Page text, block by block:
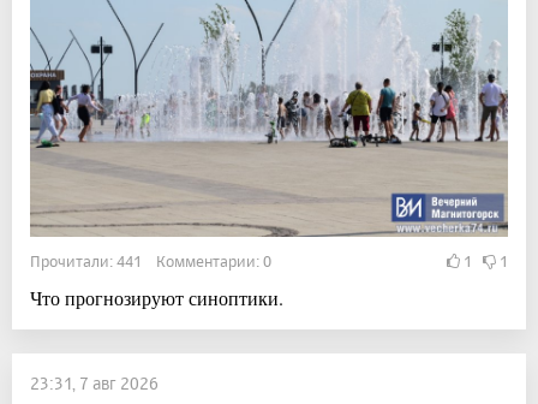
Прочитали: 441 Комментарии: 0 1 1
Что прогнозируют синоптики.
23:31, 7 авг 2026